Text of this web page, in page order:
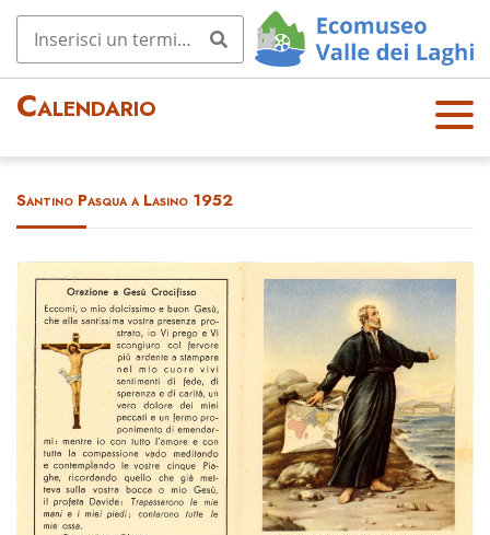
Calendario
OPE
N
Santino Pasqua a Lasino 1952